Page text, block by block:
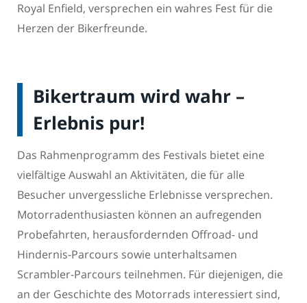
Royal Enfield, versprechen ein wahres Fest für die
Herzen der Bikerfreunde.
Bikertraum wird wahr –
Erlebnis pur!
Das Rahmenprogramm des Festivals bietet eine
vielfältige Auswahl an Aktivitäten, die für alle
Besucher unvergessliche Erlebnisse versprechen.
Motorradenthusiasten können an aufregenden
Probefahrten, herausfordernden Offroad- und
Hindernis-Parcours sowie unterhaltsamen
Scrambler-Parcours teilnehmen. Für diejenigen, die
an der Geschichte des Motorrads interessiert sind,